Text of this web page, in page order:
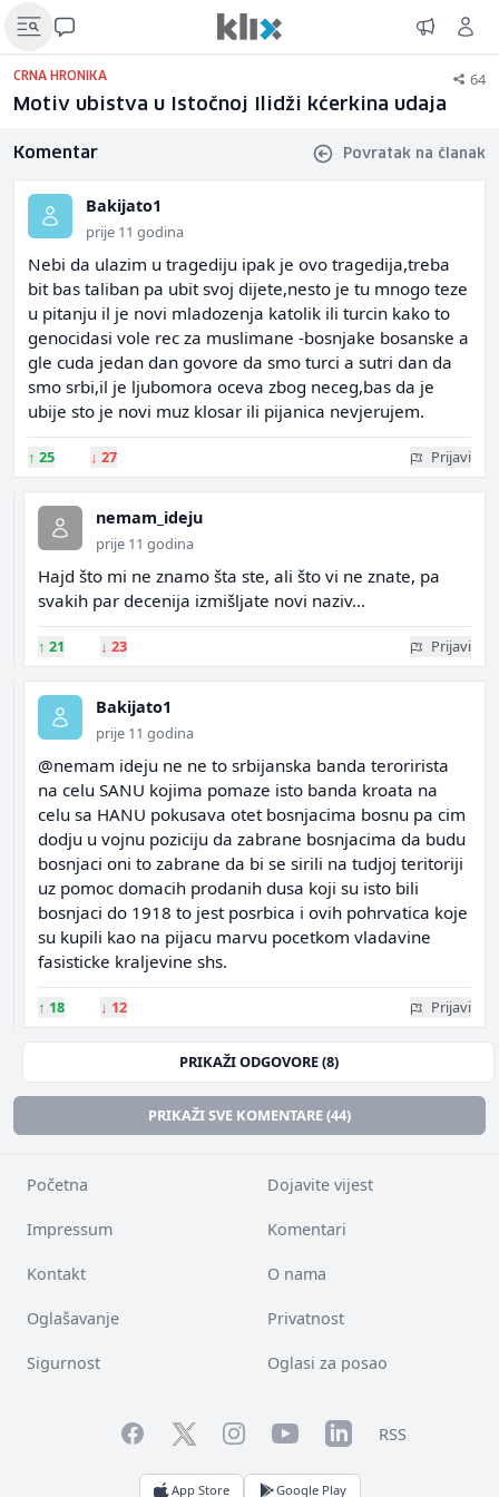
CRNA HRONIKA 64
Motiv ubistva u Istočnoj Ilidži kćerkina udaja
Komentar Povratak na članak
Bakijato1
prije 11 godina
Nebi da ulazim u tragediju ipak je ovo tragedija,treba
bit bas taliban pa ubit svoj dijete,nesto je tu mnogo teze
u pitanju il je novi mladozenja katolik ili turcin kako to
genocidasi vole rec za muslimane -bosnjake bosanske a
gle cuda jedan dan govore da smo turci a sutri dan da
smo srbi,il je ljubomora oceva zbog neceg,bas da je
ubije sto je novi muz klosar ili pijanica nevjerujem.
↑ 25 ↓ 27 Prijavi
nemam_ideju
prije 11 godina
Hajd što mi ne znamo šta ste, ali što vi ne znate, pa
svakih par decenija izmišljate novi naziv...
↑ 21 ↓ 23 Prijavi
Bakijato1
prije 11 godina
@nemam ideju ne ne to srbijanska banda terorirista
na celu SANU kojima pomaze isto banda kroata na
celu sa HANU pokusava otet bosnjacima bosnu pa cim
dodju u vojnu poziciju da zabrane bosnjacima da budu
bosnjaci oni to zabrane da bi se sirili na tudjoj teritoriji
uz pomoc domacih prodanih dusa koji su isto bili
bosnjaci do 1918 to jest posrbica i ovih pohrvatica koje
su kupili kao na pijacu marvu pocetkom vladavine
fasisticke kraljevine shs.
↑ 18 ↓ 12 Prijavi
PRIKAŽI ODGOVORE (8)
PRIKAŽI SVE KOMENTARE (44)
Početna Dojavite vijest
Impressum Komentari
Kontakt O nama
Oglašavanje Privatnost
Sigurnost Oglasi za posao
FacebookTwitterInstagramYouTubeLinkedInRSS
App Store Google Play